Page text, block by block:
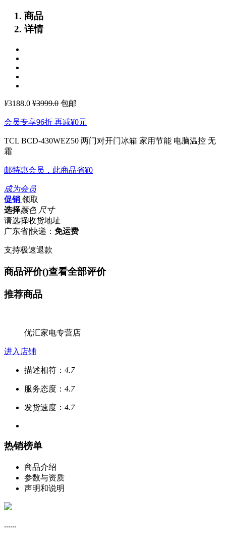
商品
详情
¥3188.0 ¥3999.0 包邮
会员专享96折 再减¥0元
TCL BCD-430WEZ50 两门对开门冰箱 家用节能 电脑温控 无
霜
邮特惠会员，此商品省¥0
成为会员
促销 领取
选择颜色 尺寸
请选择收货地址
广东省|快递： 免运费
支持极速退款
商品评价()查看全部评价
推荐商品
优汇家电专营店
进入店铺
描述相符： 4.7
服务态度： 4.7
发货速度： 4.7
热销榜单
商品介绍
参数与资质
声明和说明
......